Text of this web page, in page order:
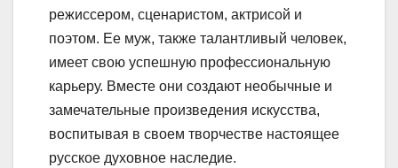
режиссером, сценаристом, актрисой и
поэтом. Ее муж, также талантливый человек,
имеет свою успешную профессиональную
карьеру. Вместе они создают необычные и
замечательные произведения искусства,
воспитывая в своем творчестве настоящее
русское духовное наследие.